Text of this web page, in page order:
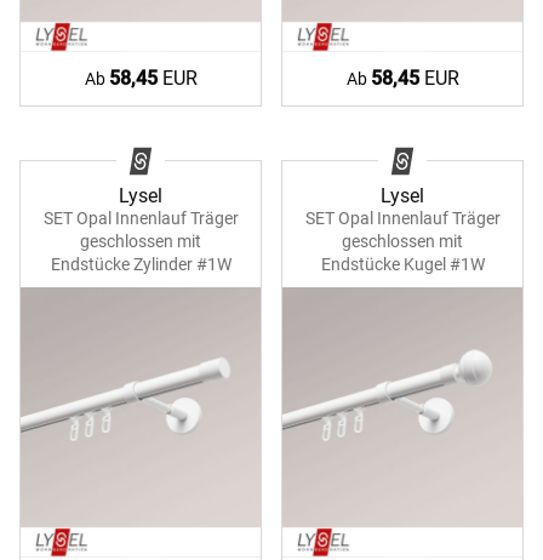
Ab 58,45EUR Ab 58,45EUR
Lysel
SET Opal Innenlauf Träger
geschlossen mit
Endstücke Zylinder #1W
Lysel
SET Opal Innenlauf Träger
geschlossen mit
Endstücke Kugel #1W